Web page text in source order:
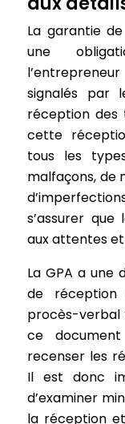
La garantie
une
signalés par
réception des
cette
tous les
malfaçons, de
s’assurer
aux attentes
La GPA a une
de réception
procès-verbal
ce
recenser les
Il est donc
d’examiner
la réception